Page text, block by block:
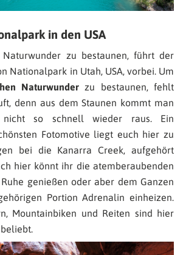
in den USA
zu bestaunen, führt der
Nationalpark in Utah, USA, vorbei. Um
Naturwunder zu bestaunen, fehlt
denn aus dem Staunen kommt man
nicht so schnell wieder raus. Ein
Fotomotive liegt euch hier zu
bei die Kanarra Creek, aufgehört
hier könnt ihr die atemberaubenden
genießen oder aber dem Ganzen
Portion Adrenalin einheizen.
Mountainbiken und Reiten sind hier